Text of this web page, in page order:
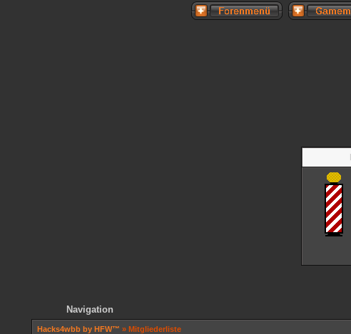
Navigation
Hacks4wbb by HFW™ » Mitgliederliste